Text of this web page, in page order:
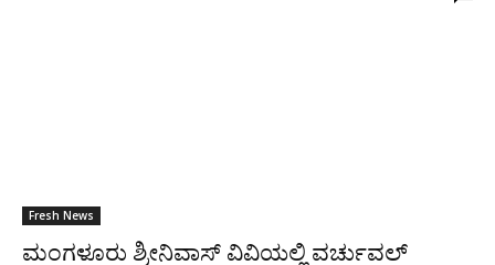
Fresh News
ಮಂಗಳೂರು ಶ್ರೀನಿವಾಸ್ ವಿವಿಯಲ್ಲಿ ವರ್ಚುವಲ್